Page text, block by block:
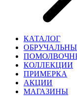
КАТАЛОГ
КОЛЛЕКЦИИ
ПРИМЕРКА
АКЦИИ
МАГАЗИНЫ